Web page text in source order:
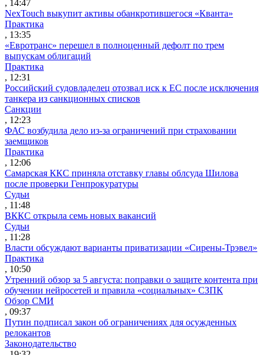
, 14:47
NexTouch выкупит активы обанкротившегося «Кванта»
Практика
, 13:35
«Евротранс» перешел в полноценный дефолт по трем
выпускам облигаций
Практика
, 12:31
Российский судовладелец отозвал иск к ЕС после исключения
танкера из санкционных списков
Санкции
, 12:23
ФАС возбудила дело из-за ограничений при страховании
заемщиков
Практика
, 12:06
Самарская ККС приняла отставку главы облсуда Шилова
после проверки Генпрокуратуры
Судьи
, 11:48
ВККС открыла семь новых вакансий
Судьи
, 11:28
Власти обсуждают варианты приватизации «Сирены-Трэвел»
Практика
, 10:50
Утренний обзор за 5 августа: поправки о защите контента при
обучении нейросетей и правила «социальных» СЗПК
Обзор СМИ
, 09:37
Путин подписал закон об ограничениях для осужденных
релокантов
Законодательство